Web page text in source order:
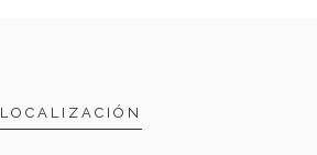
LOCALIZACIÓN